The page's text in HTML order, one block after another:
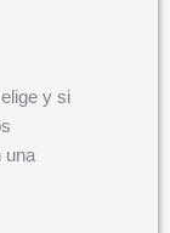
y si
una